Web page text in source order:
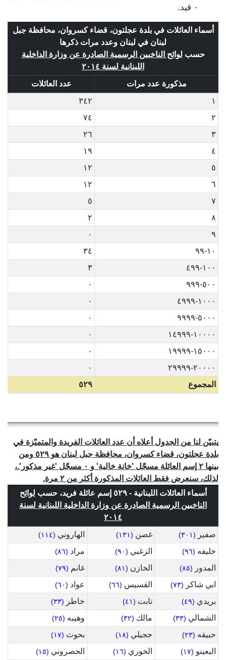
٠ قيد.
أسماء العائلات في بلدة عجلتون، قضاء كسروان، محافظة جبل
لبنان في لبنان وعدد مرات ذكرها
حسب لوائح الناخبين الرسمية الصادرة عن وزارة الداخلية
اللبنانية لسنة ٢٠١٤
مذكورة عدد مرات
عدد العائلات
١
٣٤٢
٢
٧٤
٣
٢٦
٤
١٩
٥
١٢
٦
١٢
٧
٥
٨
٢
٩
٠
١٠-٩٩
٣٤
١٠٠-٤٩٩
٣
٥٠٠-٩٩٩
٠
١٠٠٠-٤٩٩٩
٠
٥٠٠٠-٩٩٩٩
٠
١٠٠٠٠-١٤٩٩٩
٠
١٥٠٠٠-١٩٩٩٩
٠
٢٠٠٠٠-٢٩٩٩٩
٠
المجموع
٥٢٩
يتبيّن لنا من الجدول أعلاه أن عدد العائلات الفريدة والمتميّزة في
بلدة عجلتون، قضاء كسروان، محافظة جبل لبنان هو ٥٢٩ ومن
بينها ٢ إسم العائلة مسجّل 'خانة خالية' و ٠ مسجّل 'غير مذكور'.،
لذلك، سنعرض فقط العائلات المذكورة أكثر من ٢ مرة.
أسماء العائلات اللبنانية - ٥٢٩ إسم عائلة فريد، حسب
لوائح
الناخبين الرسمية الصادرة عن وزارة الداخلية اللبنانية لسنة
٢٠١٤
صفير (٣٠١) غصن (١٣١) الهاروني (١١٤)
خليفه (٩٦) الزغبي (٩٠) مراد (٨٦)
المدور (٨٥) الخازن (٨١) غانم (٧٩)
ابي شاكر (٧٣) القسيس (٦٦) عواد (٦٠)
بريدي (٤٩) تابت (٤١) خاطر (٣٣)
الشمالي (٣٣) مالك (٣٢) وهيبه (٢٥)
حبيقه (٢٣) حجيلي (١٨) بحوث (١٧)
البعينو (١٧) الخوري (١٦) الحصروني (١٥)